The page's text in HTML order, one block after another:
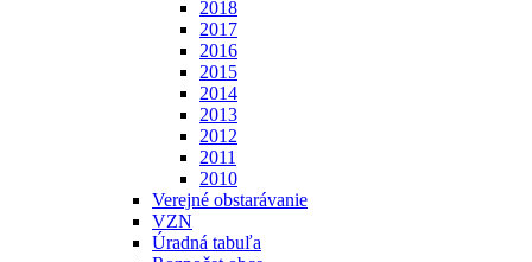
2018
2017
2016
2015
2014
2013
2012
2011
2010
Verejné obstarávanie
VZN
Úradná tabuľa